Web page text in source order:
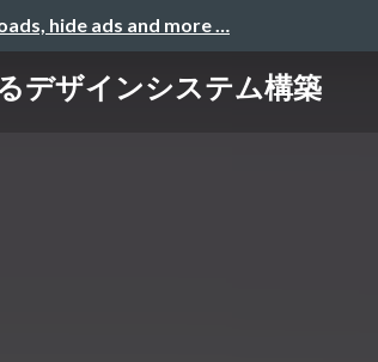
hide ads and more …
デザインシステム構築